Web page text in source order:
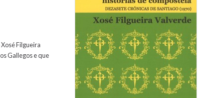
Filgueira
Gallegos e que